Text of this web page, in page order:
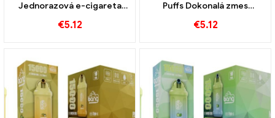
Jednorazová e-cigareta
broskyne s osviežujúcim
€5.12
Puffs Dokonalá zmes
€5.12